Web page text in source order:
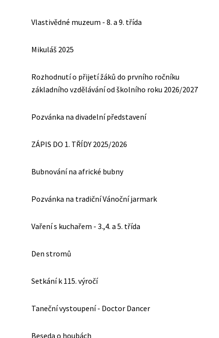
Vlastivědné muzeum - 8. a 9. třída
Mikuláš 2025
Rozhodnutí o přijetí žáků do prvního ročníku
základního vzdělávání od školního roku 2026/2027
Pozvánka na divadelní představení
ZÁPIS DO 1. TŘÍDY 2025/2026
Bubnování na africké bubny
Pozvánka na tradiční Vánoční jarmark
Vaření s kuchařem - 3.,4. a 5. třída
Den stromů
Setkání k 115. výročí
Taneční vystoupení - Doctor Dancer
Beseda o houbách